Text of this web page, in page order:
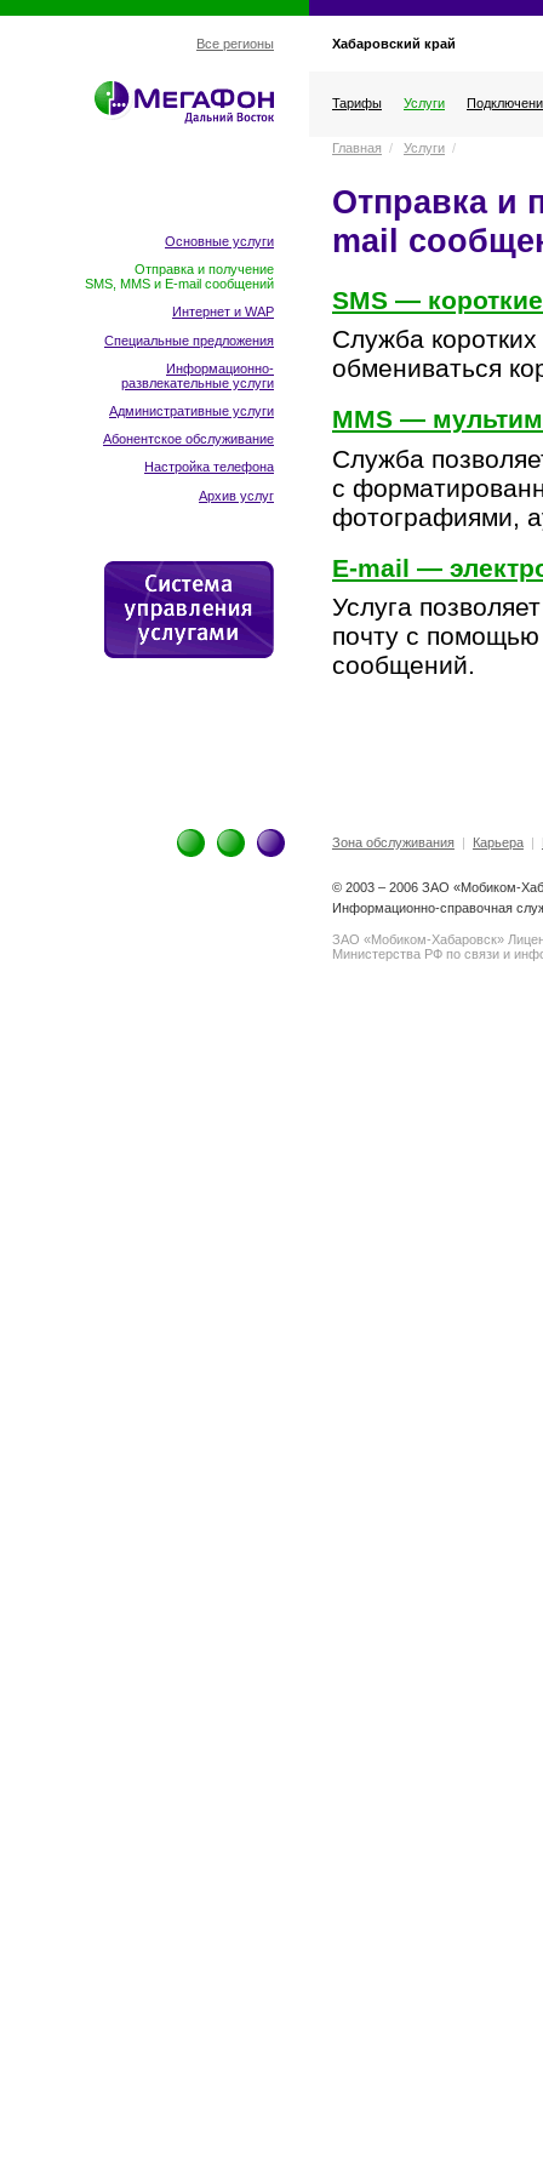
Все регионы Хабаровский край
Тарифы Услуги
Основные услуги
Отправка и получение
SMS, MMS и E-mail сообщений
Интернет и WAP
Специальные предложения
Информационно-
развлекательные услуги
Административные услуги
Абонентское обслуживание
Настройка телефона
Архив услуг
Главная / Услуги /
Отправка и
mail
SMS —
Служба
обмениваться
MMS —
Служба
с
фотографиями,
E-mail —
Услуга
почту с
сообщений.
Зона обслуживания| Карьера|
© 2003 – 2006 ЗАО «Мобиком-
Информационно-справочная
ЗАО «Мобиком-Хабаровск»
Министерства РФ по связи и